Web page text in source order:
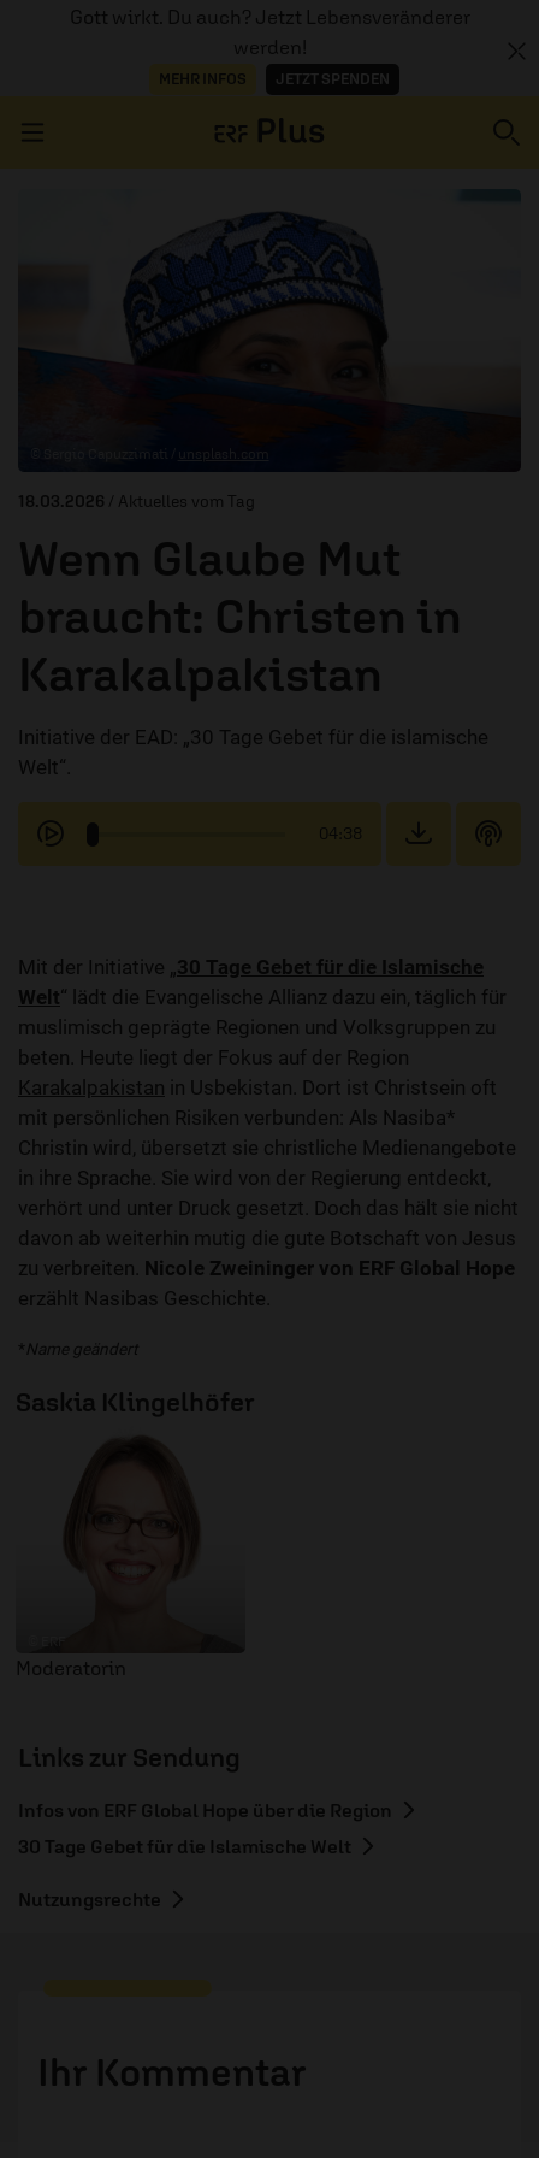
Gott wirkt. Du auch? Jetzt Lebensveränderer
werden!
MEHR INFOS JETZT SPENDEN
ERZÄHL MAL
AUDIOTHEK
18.03.2026 / Aktuelles vom Tag
Wenn Glaube Mut
braucht: Christen in
Karakalpakistan
Initiative der EAD: „30 Tage Gebet für die islamische
Welt“.
04:38
Mit der Initiative „30 Tage Gebet für die Islamische
Welt“ lädt die Evangelische Allianz dazu ein, täglich für
muslimisch geprägte Regionen und Volksgruppen zu
beten. Heute liegt der Fokus auf der Region
Karakalpakistan in Usbekistan. Dort ist Christsein oft
mit persönlichen Risiken verbunden: Als Nasiba*
Christin wird, übersetzt sie christliche Medienangebote
in ihre Sprache. Sie wird von der Regierung entdeckt,
verhört und unter Druck gesetzt. Doch das hält sie nicht
davon ab weiterhin mutig die gute Botschaft von Jesus
zu verbreiten. Nicole Zweininger von ERF Global Hope
erzählt Nasibas Geschichte.
* Name geändert
Saskia Klingelhöfer
Moderatorin
Links zur Sendung
Infos von ERF Global Hope über die Region
30 Tage Gebet für die Islamische Welt
Nutzungsrechte
Ihr Kommentar